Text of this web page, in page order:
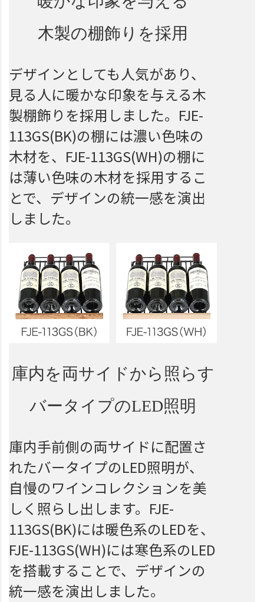
木製の棚飾りを採用
デザインとしても人気があり、
見る人に暖かな印象を与える木
製棚飾りを採用しました。FJE-
113GS(BK)の棚には濃い色味の
木材を、FJE-113GS(WH)の棚に
は薄い色味の木材を採用するこ
とで、デザインの統一感を演出
しました。
庫内を両サイドから照らす
バータイプのLED照明
庫内手前側の両サイドに配置さ
れたバータイプのLED照明が、
自慢のワインコレクションを美
しく照らし出します。FJE-
113GS(BK)には暖色系のLEDを、
FJE-113GS(WH)には寒色系のLED
を搭載することで、デザインの
統一感を演出しました。